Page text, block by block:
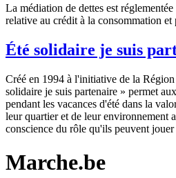
La médiation de dettes est
relative au crédit à la consommation
Été solidaire je suis
Créé en 1994 à l'initiative de la
solidaire je suis partenaire » permet
pendant les vacances d'été dans la
leur quartier et de leur environnement
conscience du rôle qu'ils peuvent jouer
Marche.be